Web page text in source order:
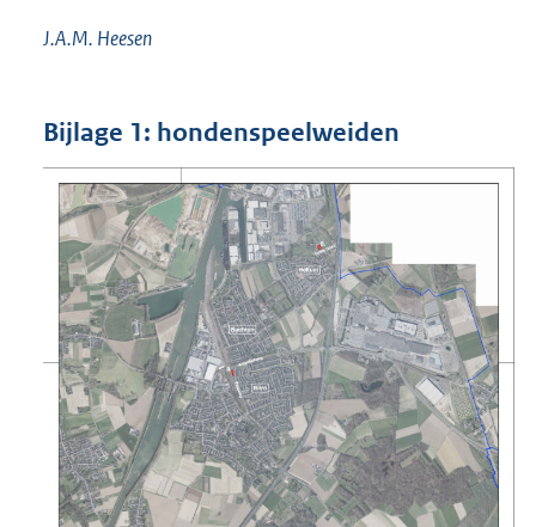
J.A.M. Heesen
Bijlage 1: hondenspeelweiden